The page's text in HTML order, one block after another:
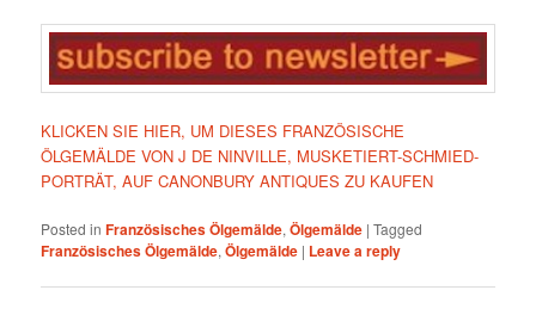
KLICKEN SIE HIER, UM DIESES FRANZÖSISCHE
ÖLGEMÄLDE VON J DE NINVILLE, MUSKETIERT-SCHMIED-
PORTRÄT, AUF CANONBURY ANTIQUES ZU KAUFEN
Posted in Französisches Ölgemälde,Ölgemälde |Tagged
Französisches Ölgemälde,Ölgemälde | Leave a reply